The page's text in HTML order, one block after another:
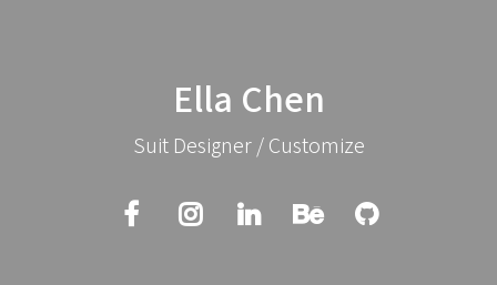
Ella Chen
Suit Designer / Customize